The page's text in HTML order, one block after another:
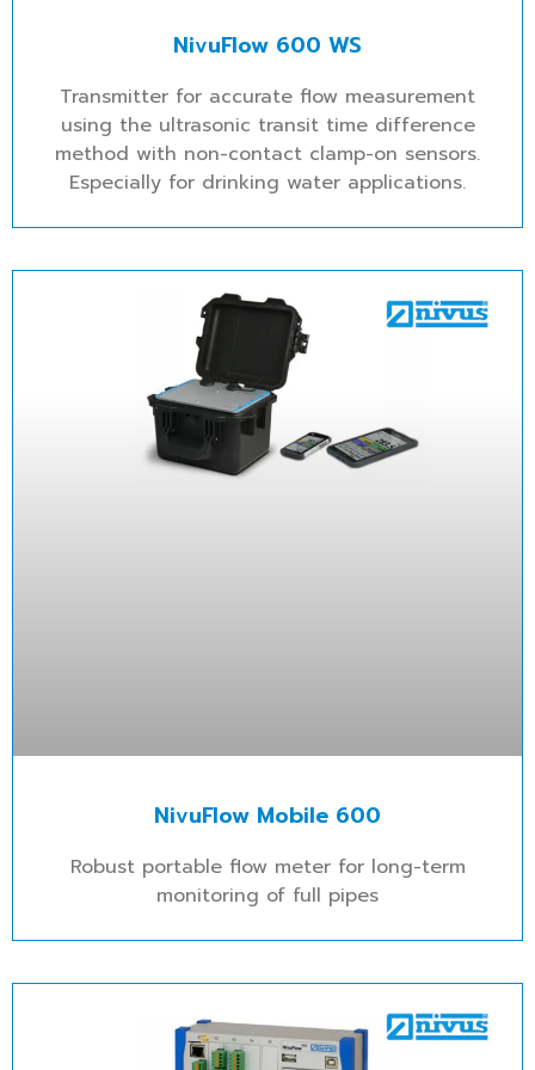
NivuFlow 600 WS
Transmitter for accurate flow measurement
using the ultrasonic transit time difference
method with non-contact clamp-on sensors.
Especially for drinking water applications.
NivuFlow Mobile 600
Robust portable flow meter for long-term
monitoring of full pipes